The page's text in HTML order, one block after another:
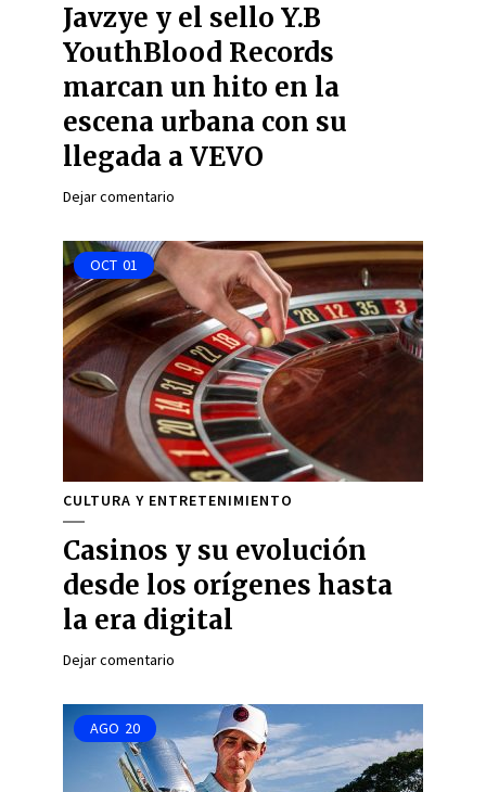
Javzye y el sello Y.B
YouthBlood Records
marcan un hito en la
escena urbana con su
llegada a VEVO
Dejar comentario
OCT 01
CULTURA Y ENTRETENIMIENTO
Casinos y su evolución
desde los orígenes hasta
la era digital
Dejar comentario
AGO 20